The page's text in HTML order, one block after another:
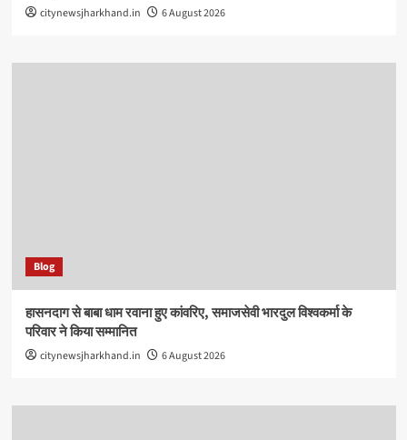
citynewsjharkhand.in 6 August 2026
Blog
हासनदाग से बाबा धाम रवाना हुए कांवरिए, समाजसेवी भारदुल विश्वकर्मा के
परिवार ने किया सम्मानित
citynewsjharkhand.in 6 August 2026